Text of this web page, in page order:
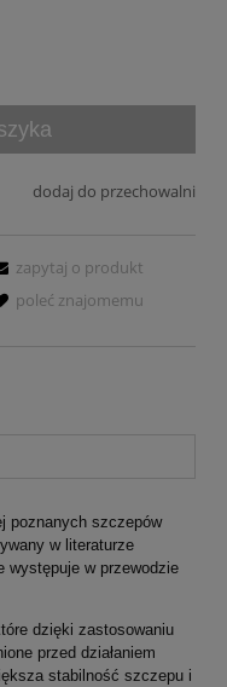
dodaj do przechowalni
zapytaj o produkt
poleć znajomemu
poznanych szczepów
w literaturze
występuje w przewodzie
dzięki zastosowaniu
przed działaniem
stabilność szczepu i